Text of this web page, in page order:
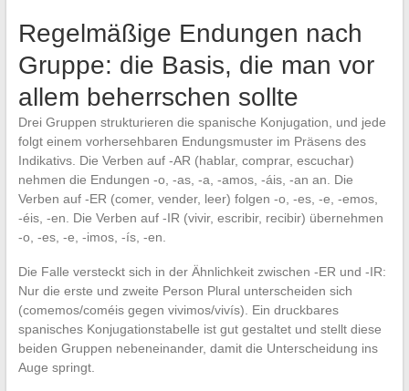
Regelmäßige Endungen nach
Gruppe: die Basis, die man vor
allem beherrschen sollte
Drei Gruppen strukturieren die spanische Konjugation, und jede
folgt einem vorhersehbaren Endungsmuster im Präsens des
Indikativs. Die Verben auf -AR (hablar, comprar, escuchar)
nehmen die Endungen -o, -as, -a, -amos, -áis, -an an. Die
Verben auf -ER (comer, vender, leer) folgen -o, -es, -e, -emos,
-éis, -en. Die Verben auf -IR (vivir, escribir, recibir) übernehmen
-o, -es, -e, -imos, -ís, -en.
Die Falle versteckt sich in der Ähnlichkeit zwischen -ER und -IR:
Nur die erste und zweite Person Plural unterscheiden sich
(comemos/coméis gegen vivimos/vivís). Ein druckbares
spanisches Konjugationstabelle ist gut gestaltet und stellt diese
beiden Gruppen nebeneinander, damit die Unterscheidung ins
Auge springt.